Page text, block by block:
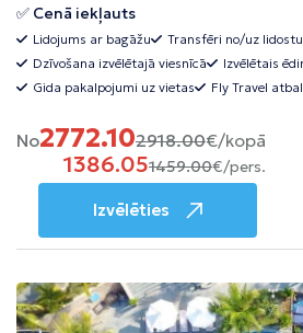
✅ Cenā iekļauts
Lidojums ar bagāžu
Transfēri no/uz lidostu
Dzīvošana izvēlētajā viesnīcā
Izvēlētais
Gida pakalpojumi uz vietas
Fly Travel
No2772.102918.00€/kopā
1386.051459.00€/pers.
Izvēlēties